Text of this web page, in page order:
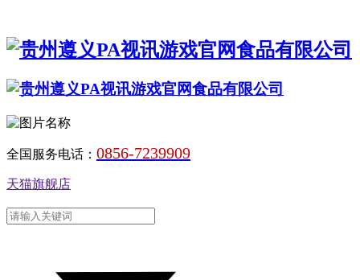
全国服务电话： 0856-7239909
天猫旗舰店